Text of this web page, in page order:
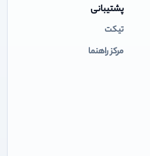
پشتیبانی
تیکت
مرکز راهنما